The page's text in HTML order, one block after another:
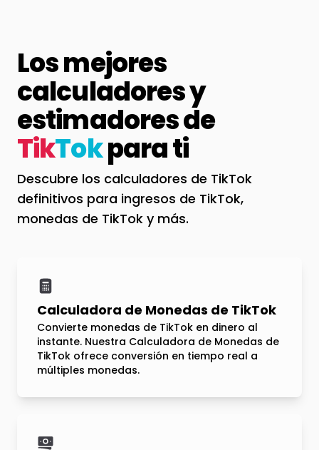
Los mejores
calculadores y
estimadores de
TikTokpara ti
Descubre los calculadores de TikTok
definitivos para ingresos de TikTok,
monedas de TikTok y más.
Calculadora de Monedas de TikTok
Convierte monedas de TikTok en dinero al
instante. Nuestra Calculadora de Monedas de
TikTok ofrece conversión en tiempo real a
múltiples monedas.